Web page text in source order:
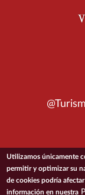
© 2026
Utilizamos únicamente
permitir y optimizar su
de cookies podría
información en nuestra